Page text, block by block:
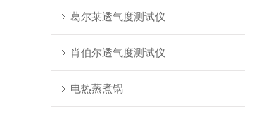
葛尔莱透气度测试仪
肖伯尔透气度测试仪
电热蒸煮锅